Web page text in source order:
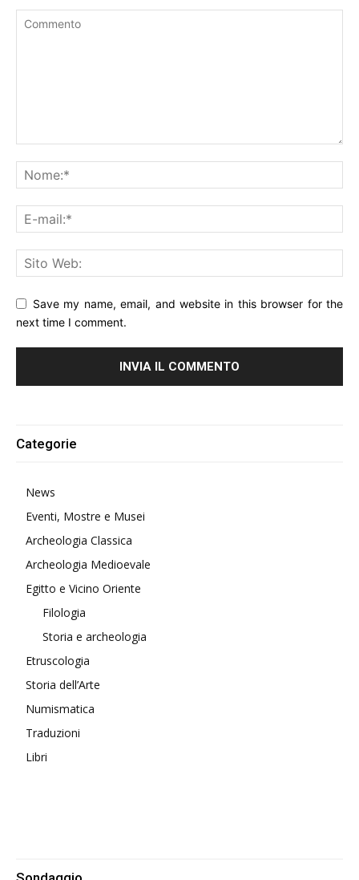
Save my name, email, and website in this browser for the
next time I comment.
Categorie
News
Eventi, Mostre e Musei
Archeologia Classica
Archeologia Medioevale
Egitto e Vicino Oriente
Filologia
Storia e archeologia
Etruscologia
Storia dell’Arte
Numismatica
Traduzioni
Libri